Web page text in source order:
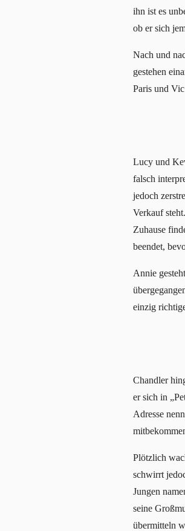
ihn ist es
ob er sich
Nach und
gestehen
Paris und
Lucy und
falsch
jedoch
Verkauf
Zuhause
beendet,
Annie
einzig
Chandler
er sich in
Adresse
Plötzlich
schwirrt
Jungen
seine
übermitteln